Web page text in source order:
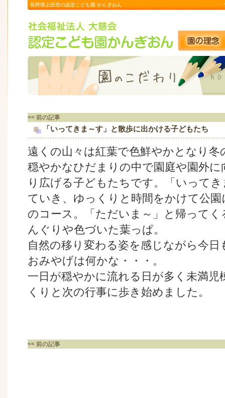
長野県上田市の認定こども園 かんぎおん
<< 前の記事
「いってきま～す」と散歩に出かける子どもたち
遠くの山々は紅葉で色鮮やかとなり
穏やかなひだまりの中で園庭や園外
り広げる子どもたちです。「いって
ていき、ゆっくりと時間をかけて公
のコース。「ただいま～」と帰って
んぐりや色づいた葉っぱ。
自然の移り変わる姿を感じながら今
おみやげは何かな・・・。
一日が穏やかに流れる日が多く未満児
くりと次の行事に歩き始めました。
<< 前の記事